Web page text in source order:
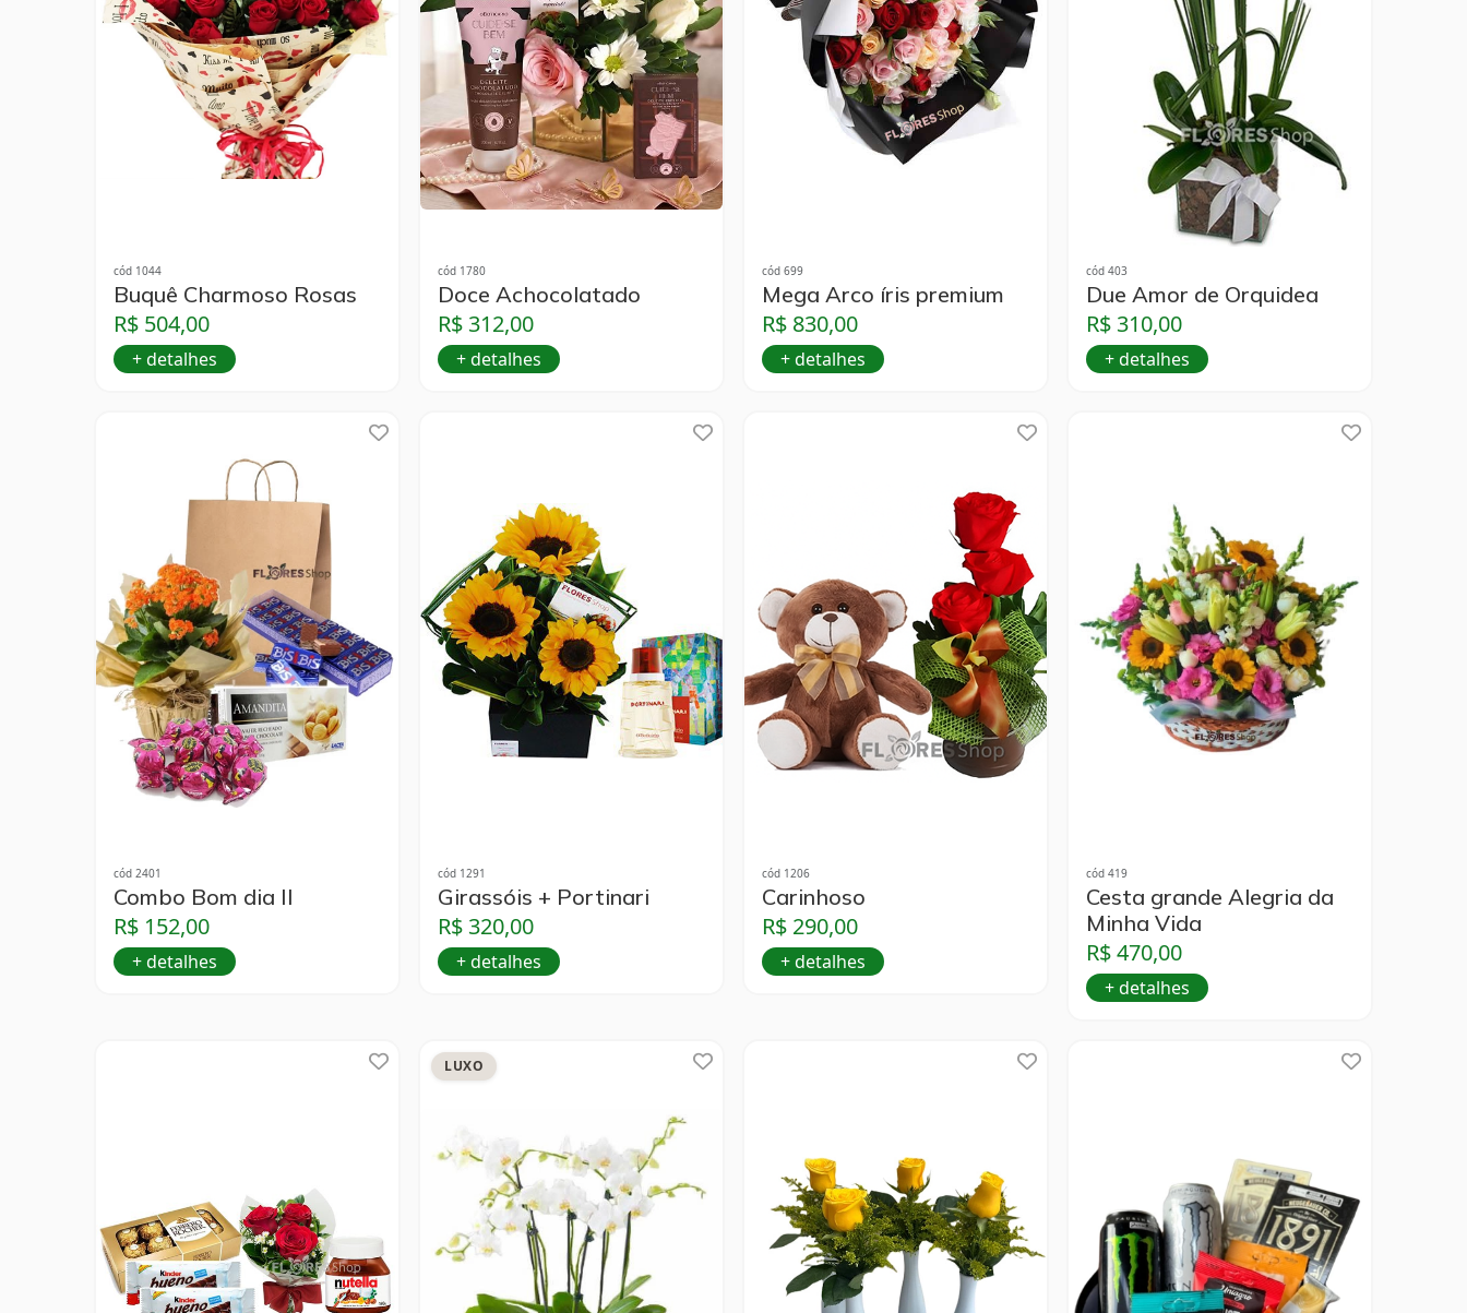
cód 1044
Buquê Charmoso Rosas
R$ 504,00
+ detalhes
cód 1780
Doce Achocolatado
R$ 312,00
+ detalhes
cód 699
Mega Arco íris premium
R$ 830,00
+ detalhes
cód 403
Due Amor de Orquidea
R$ 310,00
+ detalhes
cód 2401
Combo Bom dia II
R$ 152,00
+ detalhes
cód 1291
Girassóis + Portinari
R$ 320,00
+ detalhes
cód 1206
Carinhoso
R$ 290,00
+ detalhes
cód 419
Cesta grande Alegria da
Minha Vida
R$ 470,00
+ detalhes
LUXO